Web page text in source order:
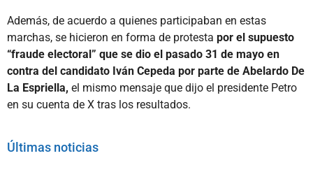
Además, de acuerdo a quienes participaban en estas
marchas, se hicieron en forma de protesta por el supuesto
“fraude electoral” que se dio el pasado 31 de mayo en
contra del candidato Iván Cepeda por parte de Abelardo De
La Espriella, el mismo mensaje que dijo el presidente Petro
en su cuenta de X tras los resultados.
Últimas noticias